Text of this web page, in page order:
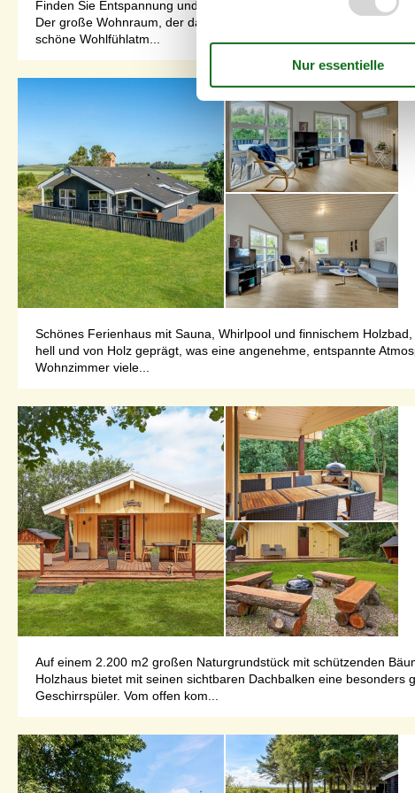
Finden Sie Entspannung und Ruhe in diesem schönen
Der große Wohnraum, der das Wohnen, Essen und Kochen
schöne Wohlfühlatm...
Schönes Ferienhaus mit Sauna, Whirlpool und finnischem
hell und von Holz geprägt, was eine angenehme, entspannte
Wohnzimmer viele...
Auf einem 2.200 m2 großen Naturgrundstück mit schützenden
Holzhaus bietet mit seinen sichtbaren Dachbalken eine
Geschirrspüler. Vom offen kom...